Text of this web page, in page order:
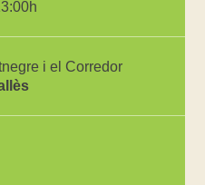
i el Corredor